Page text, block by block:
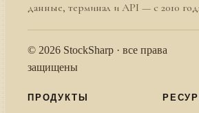
данные, терминал и API — с 2010
© 2026 StockSharp · все права
защищены
ПРОДУКТЫ